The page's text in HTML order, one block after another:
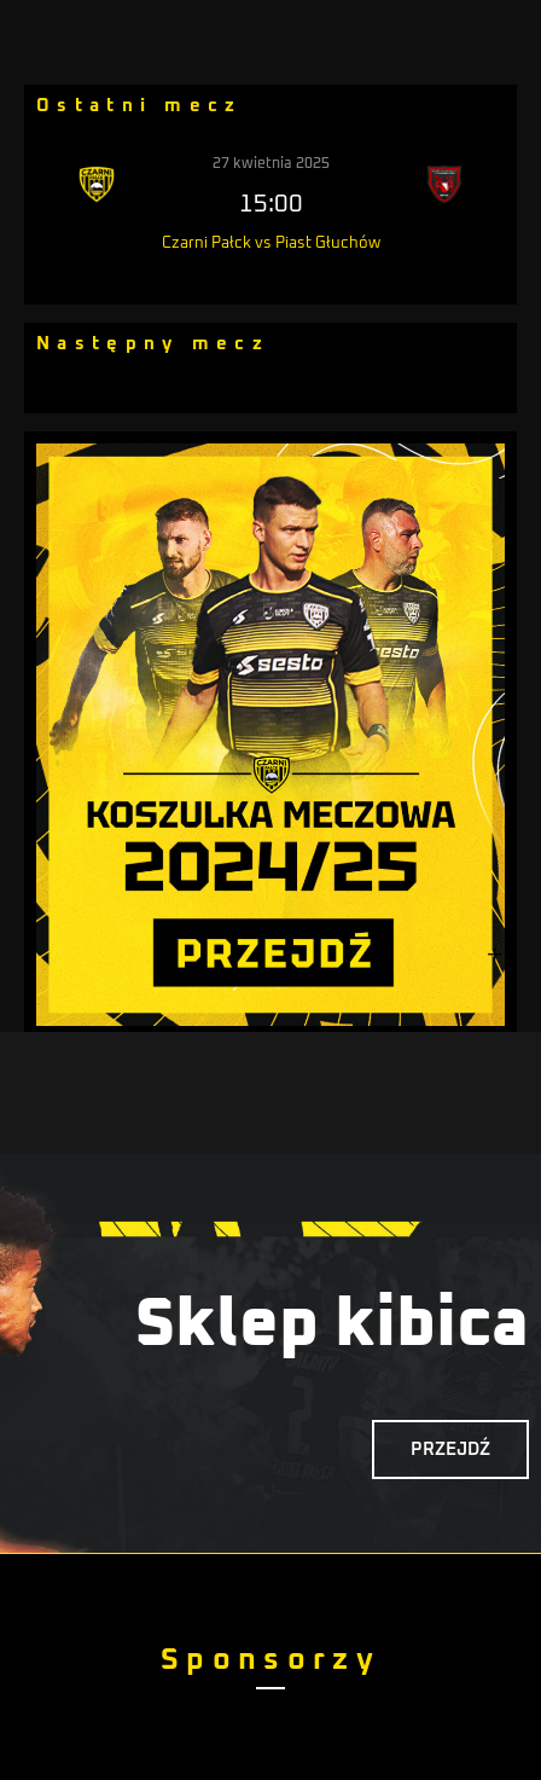
Ostatni mecz
27 kwietnia 2025
15:00
Czarni Pałck vs Piast Głuchów
Następny mecz
Sklep kibica
PRZEJDŹ
Sponsorzy